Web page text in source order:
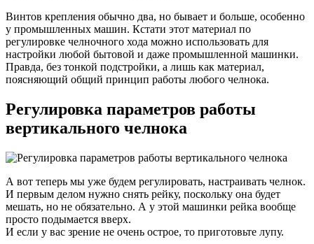
Винтов крепления обычно два, но бывает и больше, особенно
у промышленных машин. Кстати этот материал по
регулировке челночного хода можно использовать для
настройки любой бытовой и даже промышленной машинки.
Правда, без тонкой подстройки, а лишь как материал,
поясняющий общий принцип работы любого челнока.
Регулировка параметров работы
вертикального челнока
А вот теперь мы уже будем регулировать, настраивать челнок.
И первым делом нужно снять рейку, поскольку она будет
мешать, но не обязательно. А у этой машинки рейка вообще
просто подымается вверх.
И если у вас зрение не очень острое, то приготовьте лупу.